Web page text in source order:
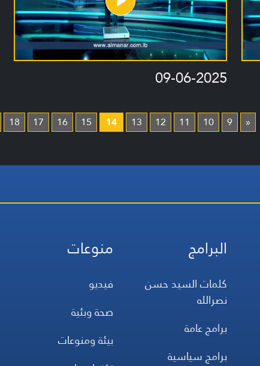
09-06-2025
«
9
10
11
12
13
14
15
16
17
18
البرامج
كلمات السيد حسن
نصرالله
برامج عامة
برامج سياسية
منوعات
فيديو
صحة وبئية
بيئة ومنوعات